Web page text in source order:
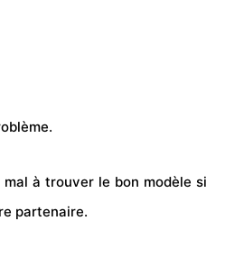
à trouver le bon modèle si
partenaire.